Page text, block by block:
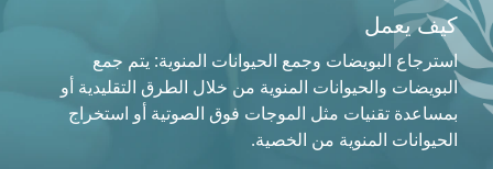
كيف يعمل
استرجاع البويضات وجمع الحيوانات المنوية: يتم جمع
البويضات والحيوانات المنوية من خلال الطرق التقليدية أو
بمساعدة تقنيات مثل الموجات فوق الصوتية أو استخراج
الحيوانات المنوية من الخصية.